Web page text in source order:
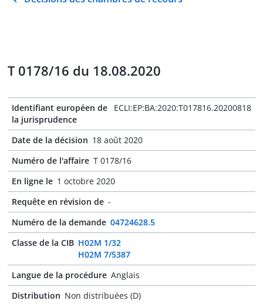
T 0178/16 du 18.08.2020
Identifiant européen de
la jurisprudence
ECLI:EP:BA:2020:T017816.20200818
Date de la décision 18 août 2020
Numéro de l'affaire T 0178/16
En ligne le 1 octobre 2020
Requête en révision de -
Numéro de la demande 04724628.5
Classe de la CIB H02M 1/32
H02M 7/5387
Langue de la procédure Anglais
Distribution Non distribuées (D)